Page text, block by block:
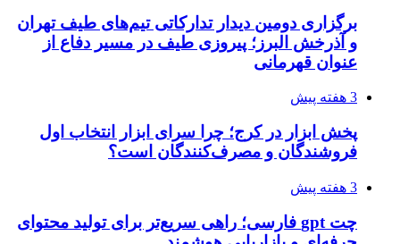
برگزاری دومین دیدار تدارکاتی تیم‌های طیف تهران
و آذرخش البرز؛ پیروزی طیف در مسیر دفاع از
عنوان قهرمانی
3 هفته پیش
پخش ابزار در کرج؛ چرا سرای ابزار انتخاب اول
فروشندگان و مصرف‌کنندگان است؟
3 هفته پیش
چت gpt فارسی؛ راهی سریع‌تر برای تولید محتوای